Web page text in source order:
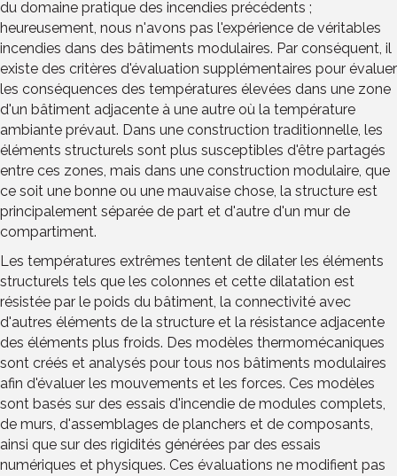
du domaine pratique des incendies précédents ;
heureusement, nous n'avons pas l'expérience de véritables
incendies dans des bâtiments modulaires. Par conséquent, il
existe des critères d'évaluation supplémentaires pour évaluer
les conséquences des températures élevées dans une zone
d'un bâtiment adjacente à une autre où la température
ambiante prévaut. Dans une construction traditionnelle, les
éléments structurels sont plus susceptibles d'être partagés
entre ces zones, mais dans une construction modulaire, que
ce soit une bonne ou une mauvaise chose, la structure est
principalement séparée de part et d'autre d'un mur de
compartiment.
Les températures extrêmes tentent de dilater les éléments
structurels tels que les colonnes et cette dilatation est
résistée par le poids du bâtiment, la connectivité avec
d'autres éléments de la structure et la résistance adjacente
des éléments plus froids. Des modèles thermomécaniques
sont créés et analysés pour tous nos bâtiments modulaires
afin d'évaluer les mouvements et les forces. Ces modèles
sont basés sur des essais d'incendie de modules complets,
de murs, d'assemblages de planchers et de composants,
ainsi que sur des rigidités générées par des essais
numériques et physiques. Ces évaluations ne modifient pas